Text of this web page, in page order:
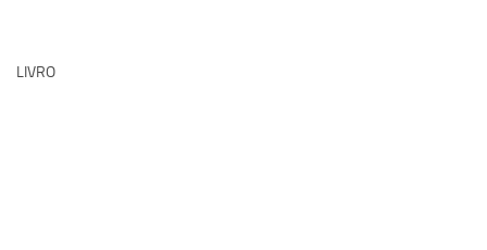
LIVRO